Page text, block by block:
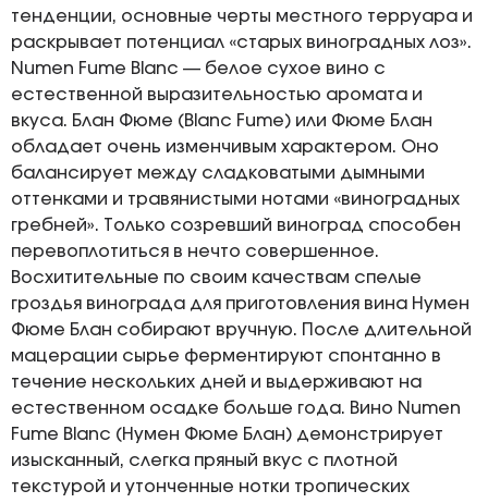
тенденции, основные черты местного терруара и
раскрывает потенциал «старых виноградных лоз».
Numen Fume Blanc — белое сухое вино с
естественной выразительностью аромата и
вкуса. Блан Фюме (Blanc Fume) или Фюме Блан
обладает очень изменчивым характером. Оно
балансирует между сладковатыми дымными
оттенками и травянистыми нотами «виноградных
гребней». Только созревший виноград способен
перевоплотиться в нечто совершенное.
Восхитительные по своим качествам спелые
гроздья винограда для приготовления вина Нумен
Фюме Блан собирают вручную. После длительной
мацерации сырье ферментируют спонтанно в
течение нескольких дней и выдерживают на
естественном осадке больше года. Вино Numen
Fume Blanc (Нумен Фюме Блан) демонстрирует
изысканный, слегка пряный вкус с плотной
текстурой и утонченные нотки тропических